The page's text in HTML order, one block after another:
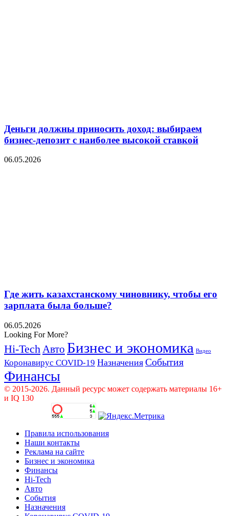
Деньги должны приносить доход: выбираем
бизнес-депозит с наиболее высокой ставкой
06.05.2026
Где жить казахстанскому чиновнику, чтобы его
зарплата была больше?
06.05.2026
Looking For More?
Hi-Tech Авто Бизнес и экономика Видео
Коронавирус COVID-19 Назначения События
Финансы
© 2015-2026. Данный ресурс может содержать материалы 16+
и IQ 130
Правила использования
Наши контакты
Реклама на сайте
Бизнес и экономика
Финансы
Hi-Tech
Авто
События
Назначения